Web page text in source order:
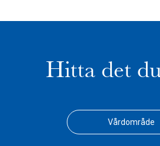
Hitta det
Vårdområde